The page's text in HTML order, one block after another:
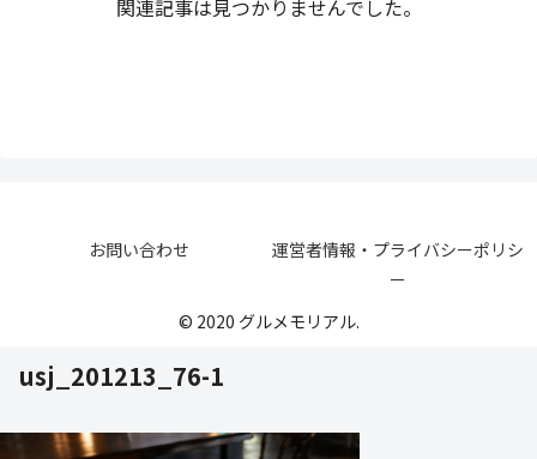
関連記事は見つかりませんでした。
お問い合わせ
運営者情報・プライバシーポリシ
ー
© 2020 グルメモリアル.
usj_201213_76-1